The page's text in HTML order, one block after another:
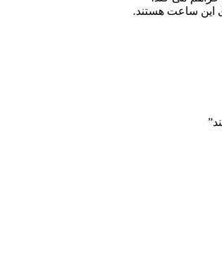
این ساعت هستند.